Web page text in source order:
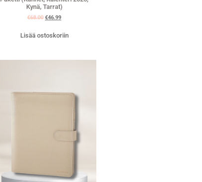
Kynä, Tarrat)
€68.00 €46.99
Lisää ostoskoriin